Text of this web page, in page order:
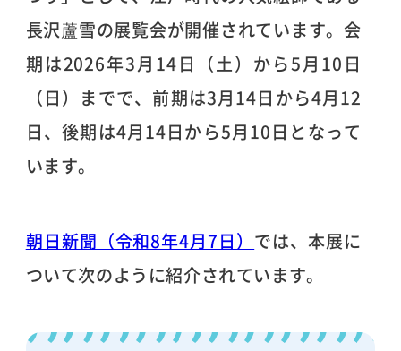
長沢蘆雪の展覧会が開催されています。会
期は2026年3月14日（土）から5月10日
（日）までで、前期は3月14日から4月12
日、後期は4月14日から5月10日となって
います。
朝日新聞（令和8年4月7日） では、本展に
ついて次のように紹介されています。